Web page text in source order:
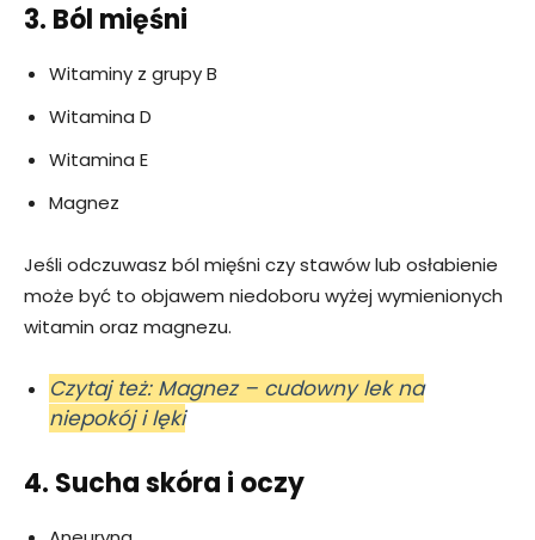
3. Ból mięśni
Witaminy z grupy B
Witamina D
Witamina E
Magnez
Jeśli odczuwasz ból mięśni czy stawów lub osłabienie
może być to objawem niedoboru wyżej wymienionych
witamin oraz magnezu.
Czytaj też: Magnez – cudowny lek na
niepokój i lęki
4. Sucha skóra i oczy